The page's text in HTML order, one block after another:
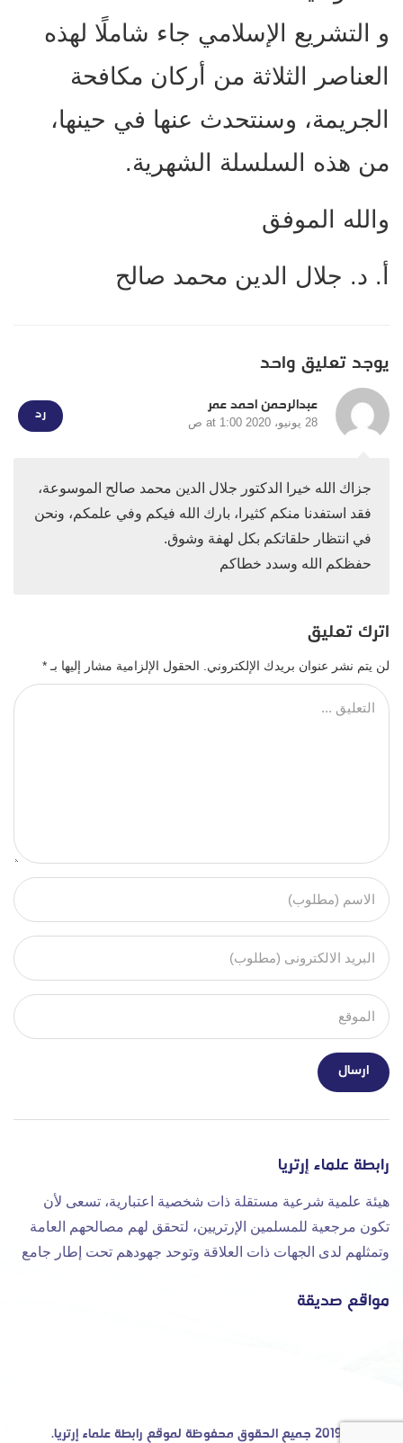
و التشريع الإسلامي جاء شاملًا لهذه
العناصر الثلاثة من أركان مكافحة
الجريمة، وسنتحدث عنها في حينها،
من هذه السلسلة الشهرية.
والله الموفق
أ. د. جلال الدين محمد صالح
يوجد تعليق واحد
عبدالرحمن احمد عمر
28 يونيو، 2020 at 1:00 ص رد
جزاك الله خيرا الدكتور جلال الدين محمد صالح الموسوعة،
فقد استفدنا منكم كثيرا، بارك الله فيكم وفي علمكم، ونحن
في انتظار حلقاتكم بكل لهفة وشوق.
حفظكم الله وسدد خطاكم
اترك تعليق
لن يتم نشر عنوان بريدك الإلكتروني. الحقول الإلزامية مشار إليها بـ *
رابطة علماء إرتريا
هيئة علمية شرعية مستقلة ذات شخصية اعتبارية، تسعى لأن
تكون مرجعية للمسلمين الإرتريين، لتحقق لهم مصالحهم العامة
وتمثلهم لدى الجهات ذات العلاقة وتوحد جهودهم تحت إطار جامع
مواقع صديقة